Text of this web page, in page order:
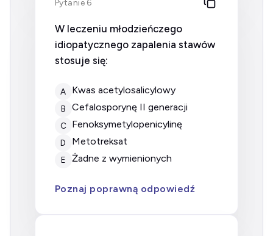
Pytanie 6
W leczeniu młodzieńczego
idiopatycznego zapalenia stawów
stosuje się:
A kwas acetylosalicylowy
B cefalosporynę II generacji
C fenoksymetylopenicylinę
D metotreksat
E żadne z wymienionych
Poznaj poprawną odpowiedź